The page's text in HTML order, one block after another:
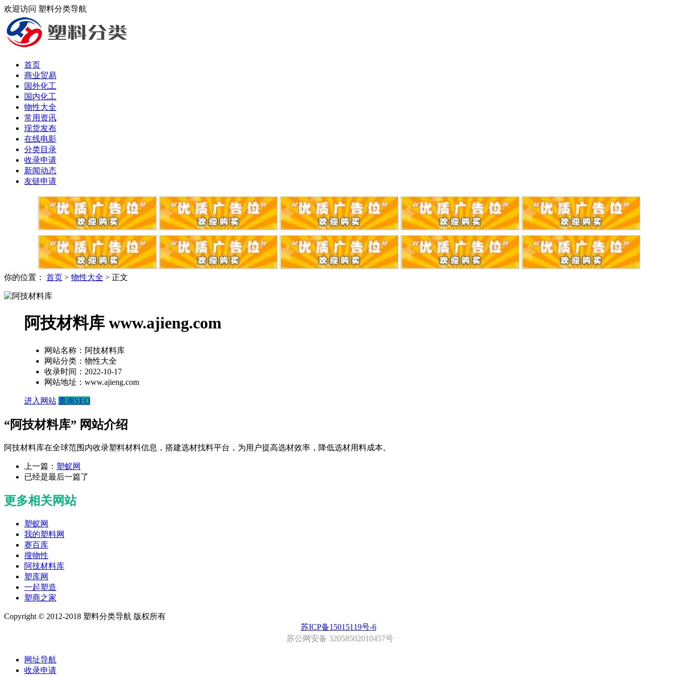
欢迎访问 塑料分类导航
首页
商业贸易
国外化工
国内化工
物性大全
常用资讯
现货发布
在线电影
分类目录
收录申请
新闻动态
友链申请
你的位置： 首页 > 物性大全 > 正文
阿技材料库 www.ajieng.com
网站名称： 阿技材料库
网站分类： 物性大全
收录时间： 2022-10-17
网站地址： www.ajieng.com
进入网站 查询SEO
“阿技材料库” 网站介绍
阿技材料库在全球范围内收录塑料材料信息，搭建选材找料平台，为用户提高选材效率，降低选材用料成本。
上一篇： ​塑蚁网
已经是最后一篇了
更多相关网站
​塑蚁网
我的塑料网
赛百库
搜物性
阿技材料库
塑库网
一起塑造
塑商之家
Copyright © 2012-2018 塑料分类导航 版权所有
苏ICP备15015119号-6
苏公网安备 32058502010457号
网址导航
收录申请